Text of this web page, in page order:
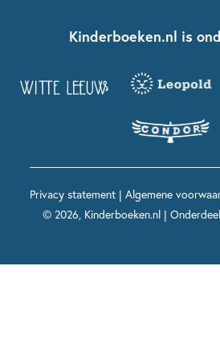
Kinderboeken diversiteit
Grappige kinderboeken
Spannende kinderboeken
Boekentips 12+ jaar
Voor volwassenen
Spekkie en Sproet
Maxi & Helium
Voor het onderwijs
Kinderboeken.nl is
Privacy statement| Algemene
© 2026, Kinderboeken.nl |